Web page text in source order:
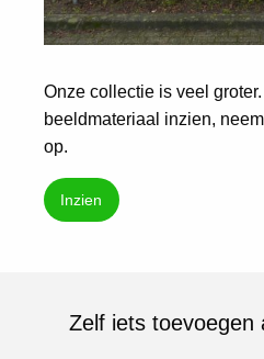
Onze collectie is veel
beeldmateriaal inzien,
op.
Inzien
Zelf iets toevoegen